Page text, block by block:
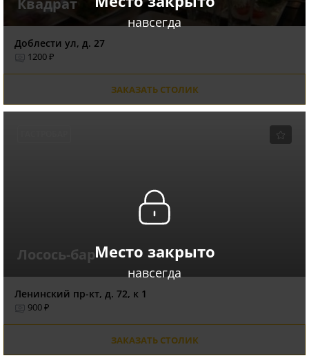
навсегда
Квадрат
Доблести ул, д. 27
1200 ₽
ЗАКАЗАТЬ СТОЛИК
Место закрыто
навсегда
Лосось-бар
Ленинский пр-кт, д. 72, к 1
900 ₽
ЗАКАЗАТЬ СТОЛИК